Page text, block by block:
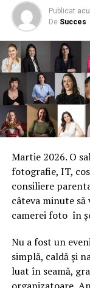
Publicat
De Succes
Martie 2026. O
fotografie, IT,
consiliere
câteva minute să
camerei foto în
Nu a fost un
simplă, caldă și
luat în seamă,